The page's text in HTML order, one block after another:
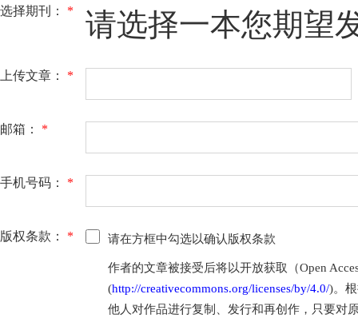
选择期刊： * 请选择一本您期望
上传文章： *
邮箱： *
手机号码： *
版权条款： * 请在方框中勾选以确认版权条款
作者的文章被接受后将以开放获取（Open
(http://creativecommons.org/licenses/by/4.0/)。
他人对作品进行复制、发行和再创作，只要对